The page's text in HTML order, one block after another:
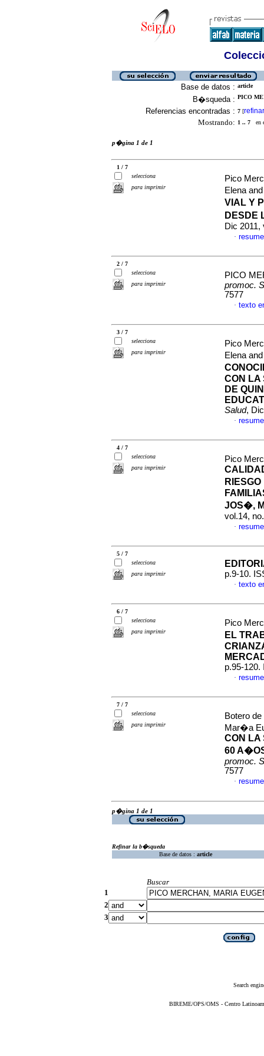
Base de datos : article
B�squeda : PICO
Referencias encontradas : 7 [refinar
Mostrando: 1 .. 7 en
p�gina 1 de 1
1 / 7
selecciona
para imprimir
Pico
Elena
VIAL Y
DESDE
Dic 2011,
·
2 / 7
selecciona
para imprimir
PICO
promoc.
7577
· texto
3 / 7
selecciona
para imprimir
Pico
Elena
CON LA
DE
Salud,
·
4 / 7
selecciona
para imprimir
Pico
JOS�,
vol.14,
·
5 / 7
selecciona
para imprimir
p.9-10.
· texto
6 / 7
selecciona
para imprimir
Pico
EL
p.95-120.
·
7 / 7
selecciona
para imprimir
Botero
Mar�a
CON LA
60
promoc.
7577
·
p�gina 1 de 1
Refinar la b�squeda
Base de datos : article
Buscar
1
2
3
Search
BIREME/OPS/OMS - Centro